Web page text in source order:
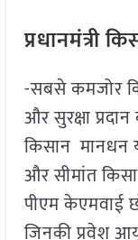
प्रधानमंत्री
-सबसे कमजोर
और सुरक्षा
किसान मानधन
और सीमांत
पीएम केएमवाई